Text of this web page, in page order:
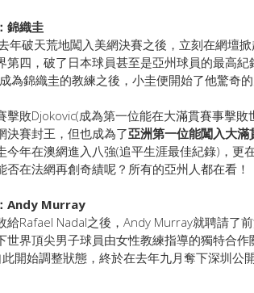
錦織圭
年破天荒地闖入美網決賽之後，立刻在網壇
第四，破了日本球員甚至是亞州球員的最高
為錦織圭的教練之後，小圭便開始了他驚奇的
擊敗Djokovic(成為第一位能在大滿貫賽事擊
決賽封王，但也成為了亞洲第一位能闖入大滿
今年在澳網進入八強(追平生涯最佳紀錄)，更
否在法網再創奇績呢？所有的亞州人都在看！
Andy Murray
給Rafael Nadal之後，Andy Murray就聘請了
世界頂尖男子球員由女性教練指導的獨特合
開始調整狀態，終於在去年九月奪下深圳公